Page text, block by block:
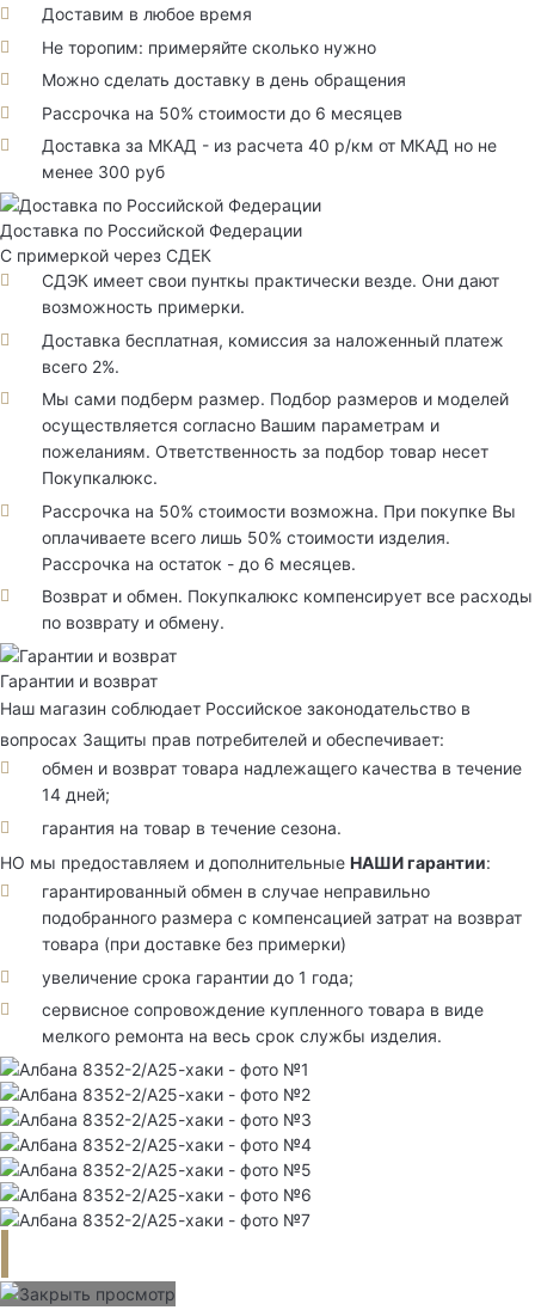
Доставим в любое время
Не торопим: примеряйте сколько нужно
Можно сделать доставку в день обращения
Рассрочка на 50% стоимости до 6 месяцев
Доставка за МКАД - из расчета 40 р/км от МКАД но не
менее 300 руб
Доставка по Российской Федерации
С примеркой через СДЕК
СДЭК имеет свои пунткы практически везде. Они дают
возможность примерки.
Доставка бесплатная, комиссия за наложенный платеж
всего 2%.
Мы сами подберм размер. Подбор размеров и моделей
осуществляется согласно Вашим параметрам и
пожеланиям. Ответственность за подбор товар несет
Покупкалюкс.
Рассрочка на 50% стоимости возможна. При покупке Вы
оплачиваете всего лишь 50% стоимости изделия.
Рассрочка на остаток - до 6 месяцев.
Возврат и обмен. Покупкалюкс компенсирует все расходы
по возврату и обмену.
Гарантии и возврат
Наш магазин соблюдает Российское законодательство в
вопросах Защиты прав потребителей и обеспечивает:
обмен и возврат товара надлежащего качества в течение
14 дней;
гарантия на товар в течение сезона.
НО мы предоставляем и дополнительные НАШИ гарантии:
гарантированный обмен в случае неправильно
подобранного размера с компенсацией затрат на возврат
товара (при доставке без примерки)
увеличение срока гарантии до 1 года;
сервисное сопровождение купленного товара в виде
мелкого ремонта на весь срок службы изделия.